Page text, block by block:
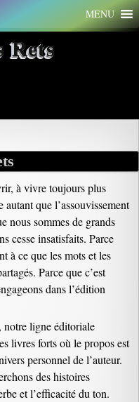
MENU
Rets
: A-D
à vivre toujours plus
autant que l’assouvissement
nous sommes de grands
cesse insatisfaits. Parce
à ce que les mots et les
Parce que c’est
dans l’édition
notre ligne éditoriale
livres forts où le propos est
personnel de l’auteur.
des histoires
et l’efficacité du ton.